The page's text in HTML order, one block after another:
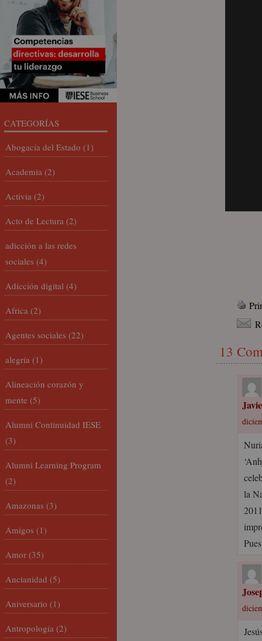
13
la
CATEGORÍAS
Abogacía del Estado (1)
Academia (2)
Activia (2)
Acto de Lectura (2)
adicción a las redes
sociales (4)
Adicción digital (4)
Africa (2)
Agentes sociales (22)
alegría (1)
Alineación corazón y
mente (5)
Alumni Continuidad IESE
(3)
Alumni Learning Program
(2)
Amazonas (3)
Amigos (1)
Amor (35)
Ancianidad (5)
Aniversario (1)
Antropología (2)